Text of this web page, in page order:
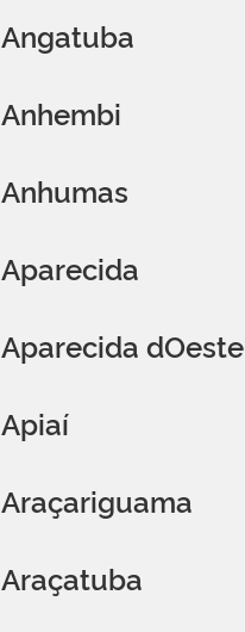
Angatuba
Anhembi
Anhumas
Aparecida
Aparecida dOeste
Apiaí
Araçariguama
Araçatuba